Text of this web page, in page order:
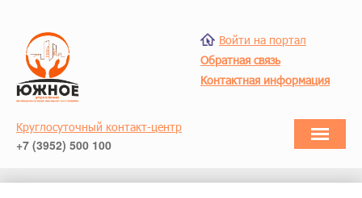
Войти на портал
Обратная связь
Контактная информация
Круглосуточный контакт-центр
+7 (3952) 500 100